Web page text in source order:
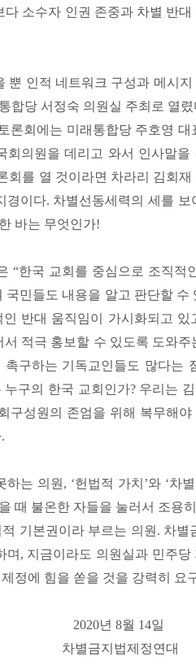
소수자 인권 존중과 차별 반
뿐 인적 네트워크 구성과 메시
합당 서정숙 의원실 주최로 열
론회에는 미래통합당 주호영
회의원을 데리고 와서 인사말을
회를 열 것이라면 차라리 김회
경이다. 차별선동세력의 세를
바는 무엇인가!
“한국 교회를 중심으로 조직적
국민들도 내용을 알고 판단할 수
반대 움직임이 가시화되고 있
적극 홍보할 수 있도록 도와
구하는 기독교인들도 많다는
누구의 한국 교회인가? 우리는
구성원의 존엄을 위해 복무해
하는 의원, ‘헌법적 가치’와 ‘차
때 불온한 자들을 눌러서 조용
기본권이라 부르는 의원. 차
며, 지금이라도 의원실과 민주
정에 힘을 쏟을 것을 강력히 요
2020년 8월 14일
차별금지법제정연대